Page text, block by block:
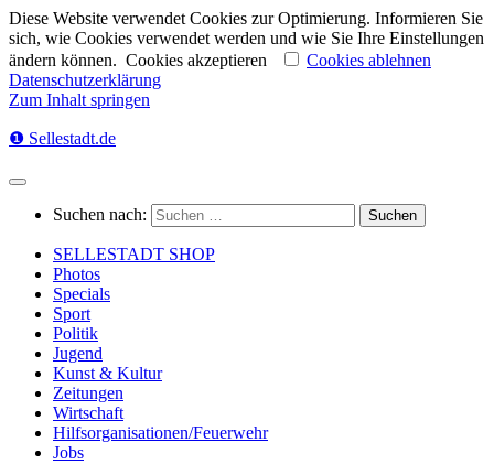
Diese Website verwendet Cookies zur Optimierung. Informieren Sie
sich, wie Cookies verwendet werden und wie Sie Ihre Einstellungen
ändern können. Cookies akzeptieren
Cookies ablehnen
Datenschutzerklärung
Zum Inhalt springen
❶ Sellestadt.de
Suchen nach:
SELLESTADT SHOP
Photos
Specials
Sport
Politik
Jugend
Kunst & Kultur
Zeitungen
Wirtschaft
Hilfsorganisationen/Feuerwehr
Jobs